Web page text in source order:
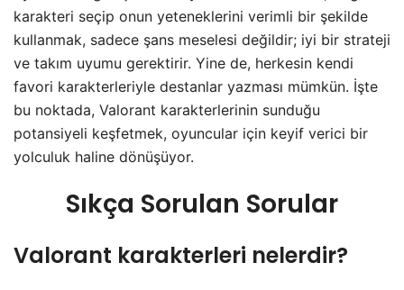
karakteri seçip onun yeteneklerini verimli bir şekilde
kullanmak, sadece şans meselesi değildir; iyi bir strateji
ve takım uyumu gerektirir. Yine de, herkesin kendi
favori karakterleriyle destanlar yazması mümkün. İşte
bu noktada, Valorant karakterlerinin sunduğu
potansiyeli keşfetmek, oyuncular için keyif verici bir
yolculuk haline dönüşüyor.
Sıkça Sorulan Sorular
Valorant karakterleri nelerdir?